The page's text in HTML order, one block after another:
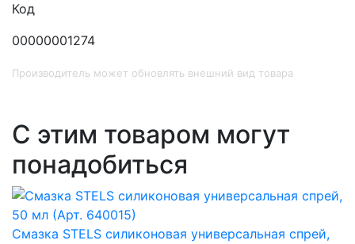
Код
00000001274
Производитель может обновлять внешний вид товара
С этим товаром могут
понадобиться
Смазка STELS силиконовая универсальная спрей,